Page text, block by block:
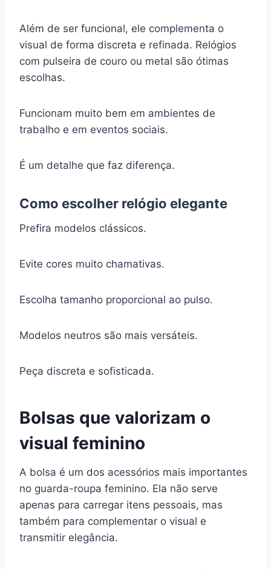
Além de ser funcional, ele complementa o
visual de forma discreta e refinada. Relógios
com pulseira de couro ou metal são ótimas
escolhas.
Funcionam muito bem em ambientes de
trabalho e em eventos sociais.
É um detalhe que faz diferença.
Como escolher relógio elegante
Prefira modelos clássicos.
Evite cores muito chamativas.
Escolha tamanho proporcional ao pulso.
Modelos neutros são mais versáteis.
Peça discreta e sofisticada.
Bolsas que valorizam o
visual feminino
A bolsa é um dos acessórios mais importantes
no guarda-roupa feminino. Ela não serve
apenas para carregar itens pessoais, mas
também para complementar o visual e
transmitir elegância.